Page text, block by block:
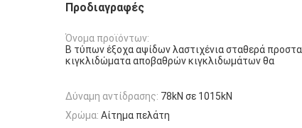
Προδιαγραφές
Όνομα προϊόντων:
Β τύπων έξοχα αψίδων λαστιχένια σταθερά
κιγκλιδώματα αποβαθρών κιγκλιδωμάτων θα
Δύναμη αντίδρασης: 78kN σε 1015kN
Χρώμα: Αίτημα πελάτη